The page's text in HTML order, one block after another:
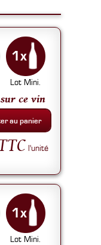
Lot Mini.
ce vin
au panier
l'unité
Lot Mini.